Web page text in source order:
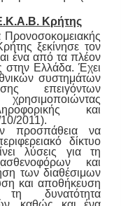
Κρήτης
ξεκίνησε τον
ένα από τα πλέον
στην Ελλάδα. Έχει
συστημάτων
επειγόντων
και
2011).
προσπάθεια να
δίκτυο
λύσεις για τη
και
των διαθέσιμων
και αποθήκευση
δυνατότητα